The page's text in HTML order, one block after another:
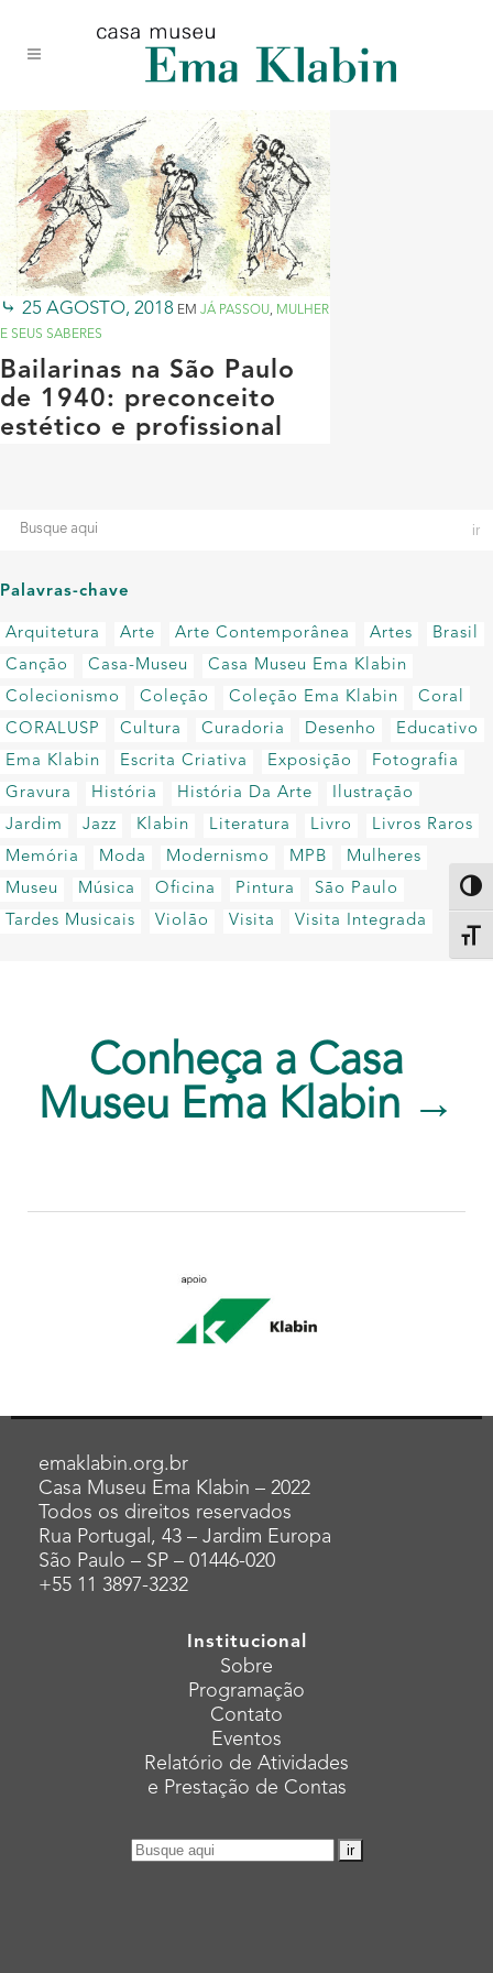
conteúdo
navegação
site
25 AGOSTO, 2018 EM JÁ PASSOU, MULHER
E SEUS SABERES
Bailarinas na São Paulo
de 1940: preconceito
estético e profissional
Palavras-chave
Arquitetura Arte Arte Contemporânea Artes
Brasil
Canção
Casa-Museu
Casa Museu Ema Klabin
Colecionismo
Coleção Coleção Ema Klabin
Coral
CORALUSP
Cultura Curadoria Desenho
Educativo
Ema Klabin
Escrita Criativa Exposição
Fotografia
Gravura
História História Da Arte
Ilustração
Jardim
Jazz Klabin Literatura Livro
Livros Raros
Memória
Moda Modernismo MPB
Mulheres
Museu
Música Oficina Pintura
São Paulo
Tardes Musicais
Violão Visita Visita Integrada
Conheça a Casa
Museu Ema Klabin →
emaklabin.org.br
Casa Museu Ema Klabin – 2022
Todos os direitos reservados
Rua Portugal, 43 – Jardim Europa
São Paulo – SP – 01446-020
+55 11 3897-3232
Institucional
Sobre
Programação
Contato
Eventos
Relatório de Atividades
e Prestação de Contas